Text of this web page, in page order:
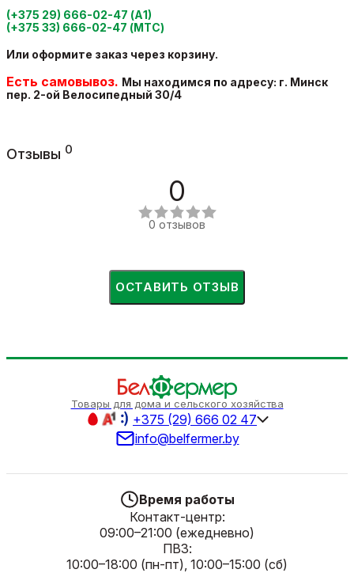
(+375 29) 666-02-47 (А1)
(+375 33) 666-02-47 (МТС)
Или оформите заказ через корзину.
Есть самовывоз. Мы находимся по адресу: г. Минск
пер. 2-ой Велосипедный 30/4
Отзывы 0
0
0 отзывов
ОСТАВИТЬ ОТЗЫВ
Товары для дома и сельского хозяйства
+375 (29) 666 02 47
info@belfermer.by
Время работы
Контакт-центр:
09:00–21:00 (ежедневно)
ПВЗ:
10:00–18:00 (пн-пт), 10:00–15:00 (сб)